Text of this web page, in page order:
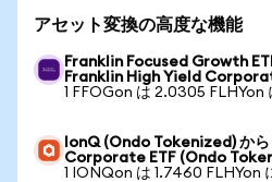
アセット変換の高度な機能
Franklin Focused Growth
Franklin High Yield
1 FFOGon は 2.0305 FLHYon
IonQ (Ondo Tokenized) か
Corporate ETF (Ondo
1 IONQon は 1.7460 FLHYon